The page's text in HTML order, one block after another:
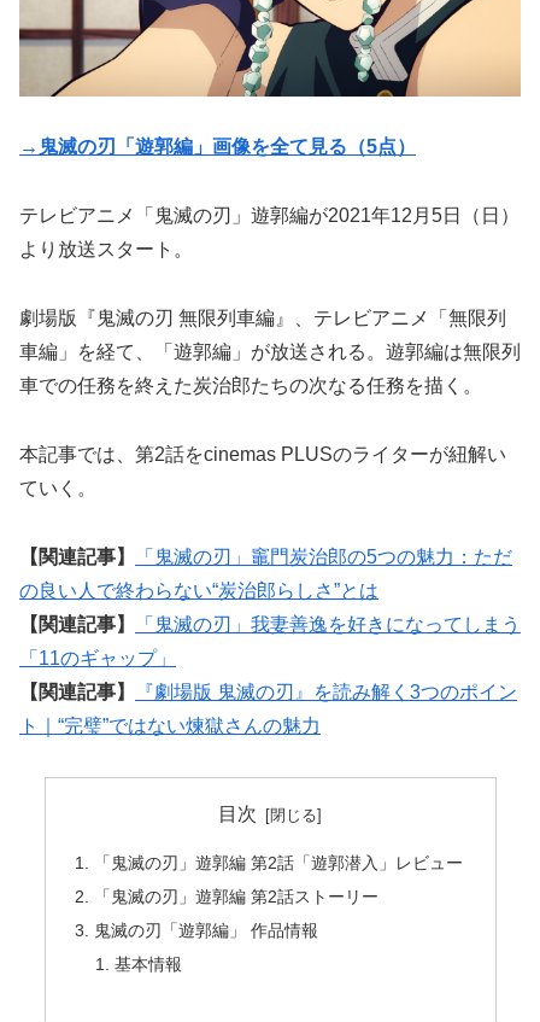
→鬼滅の刃「遊郭編」画像を全て見る（5点）
テレビアニメ「鬼滅の刃」遊郭編が2021年12月5日（日）
より放送スタート。
劇場版『鬼滅の刃 無限列車編』、テレビアニメ「無限列
車編」を経て、「遊郭編」が放送される。遊郭編は無限列
車での任務を終えた炭治郎たちの次なる任務を描く。
本記事では、第2話をcinemas PLUSのライターが紐解い
ていく。
【関連記事】
「鬼滅の刃」竈門炭治郎の5つの魅力：ただ
の良い人で終わらない“炭治郎らしさ”とは
【関連記事】
「鬼滅の刃」我妻善逸を好きになってしまう
「11のギャップ」
【関連記事】
『劇場版 鬼滅の刃』を読み解く3つのポイン
ト｜“完璧”ではない煉獄さんの魅力
目次
「鬼滅の刃」遊郭編 第2話「遊郭潜入」レビュー
「鬼滅の刃」遊郭編 第2話ストーリー
鬼滅の刃「遊郭編」 作品情報
基本情報